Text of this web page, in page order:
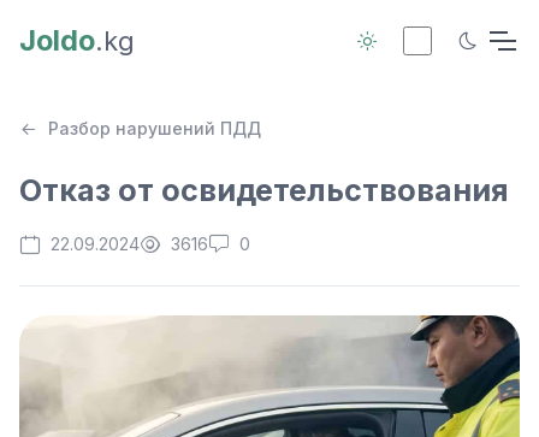
Joldo.kg
Разбор нарушений ПДД
Отказ от освидетельствования
22.09.2024 3616 0